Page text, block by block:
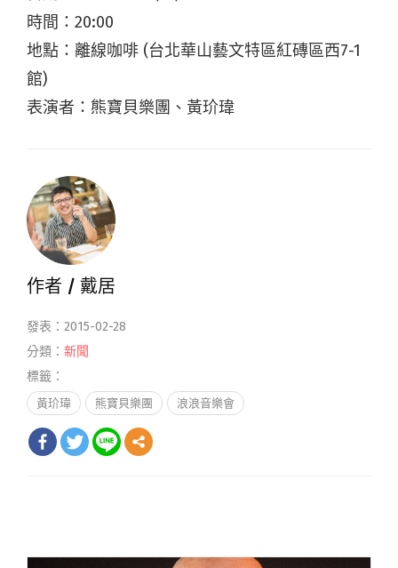
時間：20:00
地點：離線咖啡 (台北華山藝文特區紅磚區西7-1
館)
表演者：熊寶貝樂團、黃玠瑋
作者 / 戴居
發表：2015-02-28
分類： 新聞
標籤：
黃玠瑋 熊寶貝樂團 浪浪音樂會